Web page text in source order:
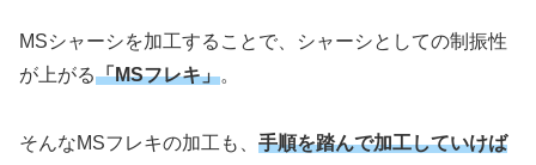
MSシャーシを加工することで、シャーシとしての制振性
が上がる「MSフレキ」。
そんなMSフレキの加工も、 手順を踏んで加工していけば